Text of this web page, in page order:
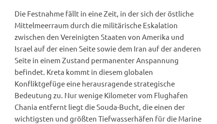
Die Festnahme fällt in eine Zeit, in der sich der östliche
Mittelmeerraum durch die militärische Eskalation
zwischen den Vereinigten Staaten von Amerika und
Israel auf der einen Seite sowie dem Iran auf der anderen
Seite in einem Zustand permanenter Anspannung
befindet. Kreta kommt in diesem globalen
Konfliktgefüge eine herausragende strategische
Bedeutung zu. Nur wenige Kilometer vom Flughafen
Chania entfernt liegt die Souda-Bucht, die einen der
wichtigsten und größten Tiefwasserhäfen für die Marine